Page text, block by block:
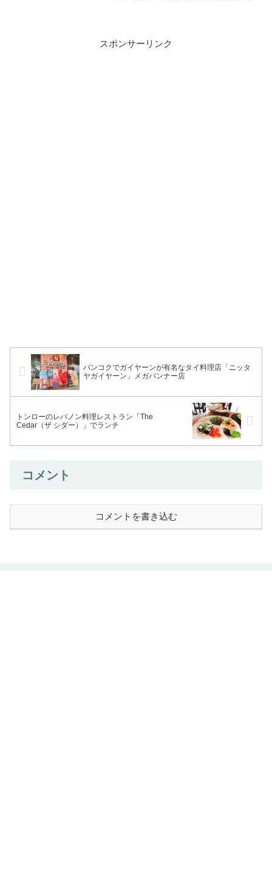
スポンサーリンク
バンコクでガイヤーンが有名なタイ料理店「ニッタ
ヤガイヤーン」メガバンナー店
トンローのレバノン料理レストラン「The
Cedar（ザ シダー）」でランチ
コメント
コメントを書き込む